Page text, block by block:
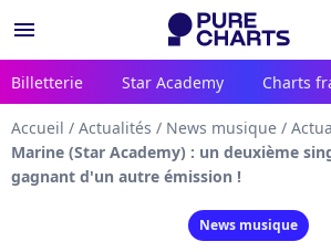
menu
Billetterie Star Academy Charts
Accueil / Actualités / News musique /
Marine (Star Academy) : un deuxième
gagnant d'un autre émission !
News musique